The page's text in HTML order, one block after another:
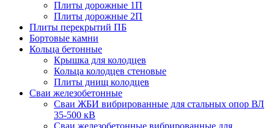
Плиты дорожные 1П
Плиты дорожные 2П
Плиты перекрытий ПБ
Бортовые камни
Кольца бетонные
Крышка для колодцев
Кольца колодцев стеновые
Плиты днищ колодцев
Сваи железобетонные
Сваи ЖБИ вибрированные для стальных опор ВЛ
35-500 кВ
Сваи железобетонные вибрированные для